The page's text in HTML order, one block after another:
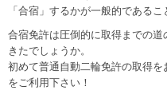
「合宿」するかが一般的であるこ
合宿免許は圧倒的に取得までの
きたでしょうか。
初めて普通自動二輪免許の取得を
をご利用下さい！